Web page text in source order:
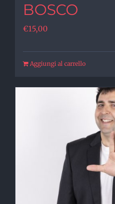
BOSCO
€15,00
Aggiungi al carrello